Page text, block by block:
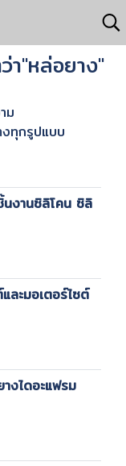
า"หล่อยาง"
ม
ทุกรูปแบบ
งานซิลิโคน ซิลิ
ละมอเตอร์ไซต์
งไดอะแฟรม